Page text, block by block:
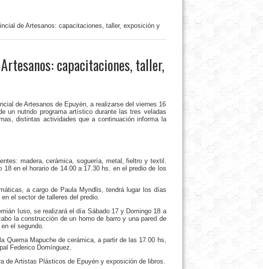
de Artesanos: capacitaciones, taller, exposición y
capacitaciones, taller,
de Artesanos de Epuyén, a realizarse del viernes 16
un nutrido programa artístico durante las tres veladas
distintas actividades que a continuación informa la
madera, cerámica, soguería, metal, fieltro y textil.
en el horario de 14.00 a 17.30 hs. en el predio de los
a cargo de Paula Myndlis, tendrá lugar los días
el sector de talleres del predio.
Iuso, se realizará el día Sábado 17 y Domingo 18 a
la construcción de un horno de barro y una pared de
el segundo.
Quema Mapuche de cerámica, a partir de las 17.00 hs,
Federico Domínguez.
de Artistas Plásticos de Epuyén y exposición de libros.